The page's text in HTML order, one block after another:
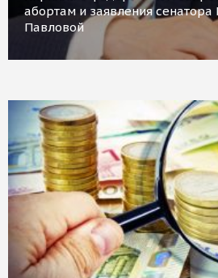
абортам и заявления
Павловой